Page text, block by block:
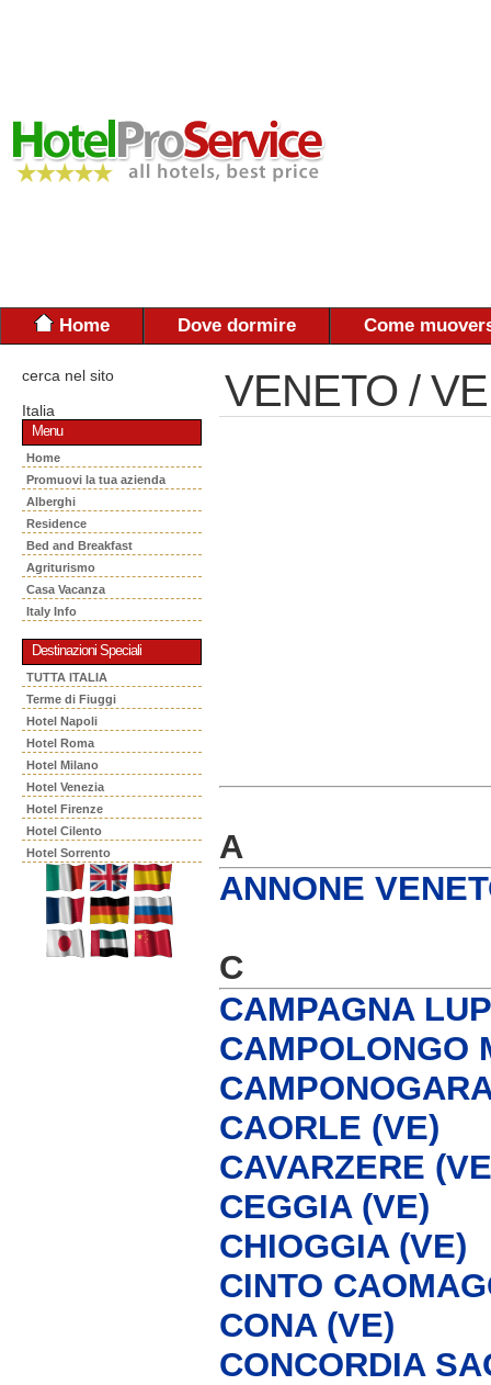
Home Dove dormire Come
cerca nel sito
Italia
Menu
Home
Promuovi la tua azienda
Alberghi
Residence
Bed and Breakfast
Agriturismo
Casa Vacanza
Italy Info
Destinazioni Speciali
TUTTA ITALIA
Terme di Fiuggi
Hotel Napoli
Hotel Roma
Hotel Milano
Hotel Venezia
Hotel Firenze
Hotel Cilento
Hotel Sorrento
VENETO /
A
ANNONE
C
CAMPAGNA
CAMPOLONGO
CAORLE (VE)
CAVARZERE
CEGGIA (VE)
CHIOGGIA (VE)
CINTO
CONA (VE)
CONCORDIA